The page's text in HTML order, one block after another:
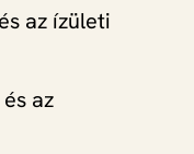
az ízületi
az